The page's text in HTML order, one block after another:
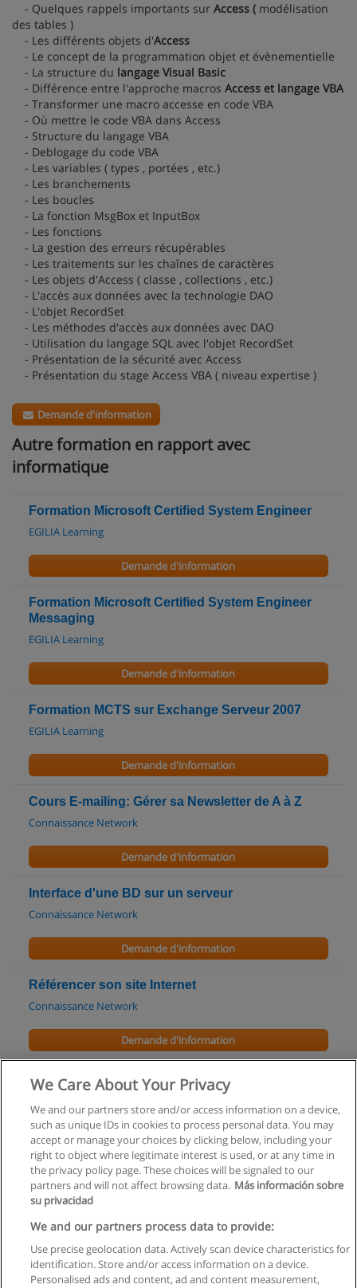
- Quelques rappels importants sur Access ( modélisation
des tables )
- Les différents objets d'Access
- Le concept de la programmation objet et évènementielle
- La structure du langage Visual Basic
- Différence entre l'approche macros Access et langage VBA
- Transformer une macro accesse en code VBA
- Où mettre le code VBA dans Access
- Structure du langage VBA
- Deblogage du code VBA
- Les variables ( types , portées , etc.)
- Les branchements
- Les boucles
- La fonction MsgBox et InputBox
- Les fonctions
- La gestion des erreurs récupérables
- Les traitements sur les chaînes de caractères
- Les objets d'Access ( classe , collections , etc.)
- L'accès aux données avec la technologie DAO
- L'objet RecordSet
- Les méthodes d'accès aux données avec DAO
- Utilisation du langage SQL avec l'objet RecordSet
- Présentation de la sécurité avec Access
- Présentation du stage Access VBA ( niveau expertise )
Demande d'information
Autre formation en rapport avec
informatique
Formation Microsoft Certified System Engineer
EGILIA Learning
Demande d'information
Formation Microsoft Certified System Engineer
Messaging
EGILIA Learning
Demande d'information
Formation MCTS sur Exchange Serveur 2007
EGILIA Learning
Demande d'information
Cours E-mailing: Gérer sa Newsletter de A à Z
Connaissance Network
Demande d'information
Interface d'une BD sur un serveur
Connaissance Network
Demande d'information
Référencer son site Internet
Connaissance Network
Demande d'information
Architectural Desktop - Base
Demande d'information
Règles d'utilisation
Confidentialité des données
Contacter Educaedu
We Care About Your Privacy
We and our partners store and/or access information on a device,
such as unique IDs in cookies to process personal data. You may
accept or manage your choices by clicking below, including your
right to object where legitimate interest is used, or at any time in
the privacy policy page. These choices will be signaled to our
partners and will not affect browsing data. Más información sobre
su privacidad
We and our partners process data to provide:
Use precise geolocation data. Actively scan device characteristics for
identification. Store and/or access information on a device.
Personalised ads and content, ad and content measurement,